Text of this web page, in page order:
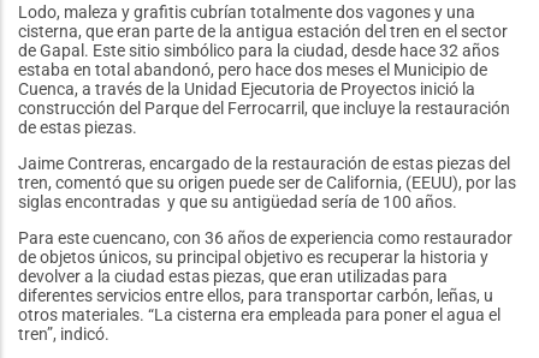
Lodo, maleza y grafitis cubrían totalmente dos vagones y una
cisterna, que eran parte de la antigua estación del tren en el sector
de Gapal. Este sitio simbólico para la ciudad, desde hace 32 años
estaba en total abandonó, pero hace dos meses el Municipio de
Cuenca, a través de la Unidad Ejecutoria de Proyectos inició la
construcción del Parque del Ferrocarril, que incluye la restauración
de estas piezas.
Jaime Contreras, encargado de la restauración de estas piezas del
tren, comentó que su origen puede ser de California, (EEUU), por las
siglas encontradas y que su antigüedad sería de 100 años.
Para este cuencano, con 36 años de experiencia como restaurador
de objetos únicos, su principal objetivo es recuperar la historia y
devolver a la ciudad estas piezas, que eran utilizadas para
diferentes servicios entre ellos, para transportar carbón, leñas, u
otros materiales. “La cisterna era empleada para poner el agua el
tren”, indicó.